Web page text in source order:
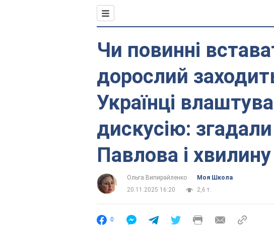
Чи повинні
дорослий
Українці
дискусію:
Павлова і
Ольга Випирайленко
Моя Школа
20.11.2025 16:20
2,6 т.
0